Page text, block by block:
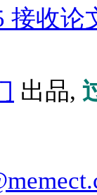
接收论
出品,